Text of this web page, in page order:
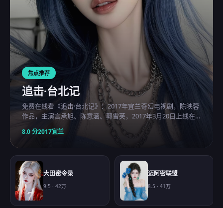
焦点推荐
追击·台北记
免费在线看《追击·台北记》：2017年宜兰奇幻电视剧，陈映蓉
作品，主演言承旭、陈意涵、郭雪芙，2017年3月20日上线在
线观看免费高清的电视剧。
8.0分2017宜兰
大田密令录
9.5 · 42万
迈阿密联盟
8.5 · 41万